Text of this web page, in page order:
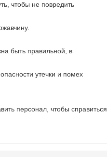
чтобы не повредить
быть правильной, в
утечки и помех
персонал, чтобы справиться